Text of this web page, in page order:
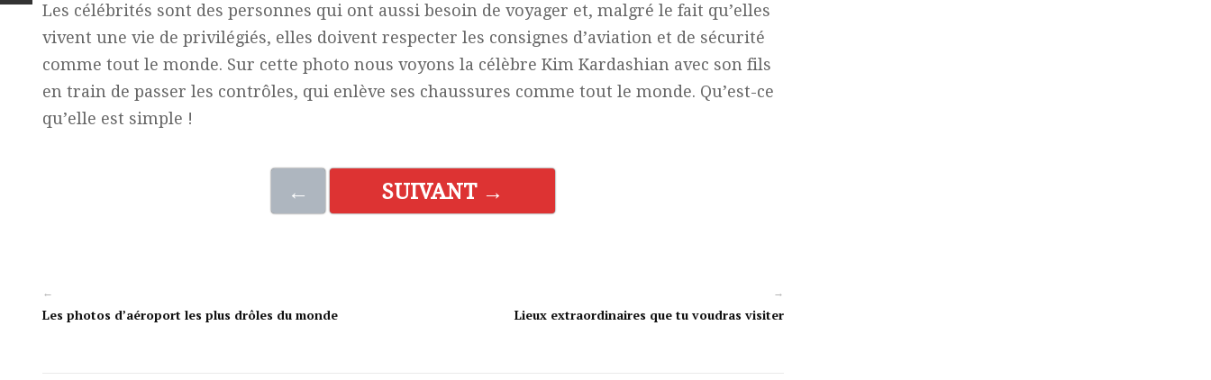
Les célébrités sont des personnes qui ont aussi besoin de voyager et, malgré le fait qu’elles
vivent une vie de privilégiés, elles doivent respecter les consignes d’aviation et de sécurité
comme tout le monde. Sur cette photo nous voyons la célèbre Kim Kardashian avec son fils
en train de passer les contrôles, qui enlève ses chaussures comme tout le monde. Qu’est-ce
qu’elle est simple !
← SUIVANT →
←
Les photos d’aéroport les plus drôles du monde
→
Lieux extraordinaires que tu voudras visiter